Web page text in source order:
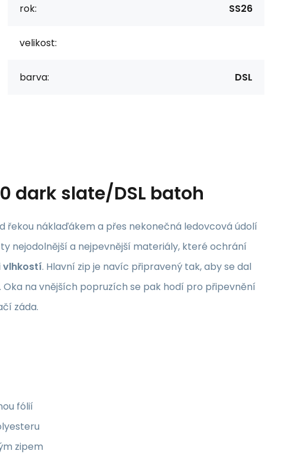
rok: SS26
velikost:
barva: DSL
dark slate/DSL batoh
řekou náklaďákem a přes nekonečná ledovcová údolí
nejodolnější a nejpevnější materiály, které ochrání
vlhkostí. Hlavní zip je navíc připravený tak, aby se dal
. Oka na vnějších popruzích se pak hodí pro připevnění
záda.
fólií
zipem